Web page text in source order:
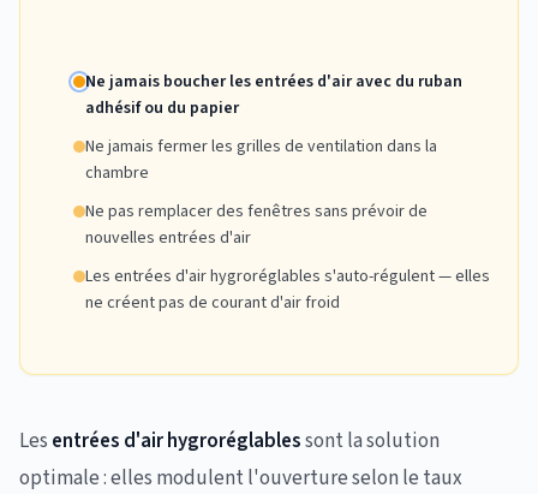
Ne jamais boucher les entrées d'air avec du ruban
adhésif ou du papier
Ne jamais fermer les grilles de ventilation dans la
chambre
Ne pas remplacer des fenêtres sans prévoir de
nouvelles entrées d'air
Les entrées d'air hygroréglables s'auto-régulent — elles
ne créent pas de courant d'air froid
Les entrées d'air hygroréglablessont la solution
optimale : elles modulent l'ouverture selon le taux